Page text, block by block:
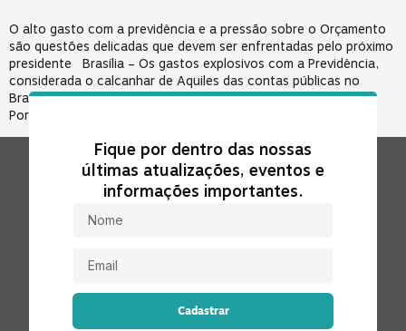
O alto gasto com a previdência e a pressão sobre o Orçamento
são questões delicadas que devem ser enfrentadas pelo próximo
presidente Brasília – Os gastos explosivos com a Previdência,
considerada o calcanhar de Aquiles das contas públicas no
Brasil, estão entre os principais desafios do próximo governo.
Por trás da crescente pressão […]
Fique por dentro das nossas
últimas atualizações, eventos e
informações importantes.
Cadastrar